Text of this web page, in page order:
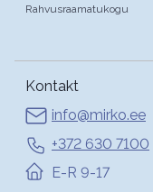
Rahvusraamatukogu
Kontakt
info@mirko.ee
+372 630 7100
E-R 9-17